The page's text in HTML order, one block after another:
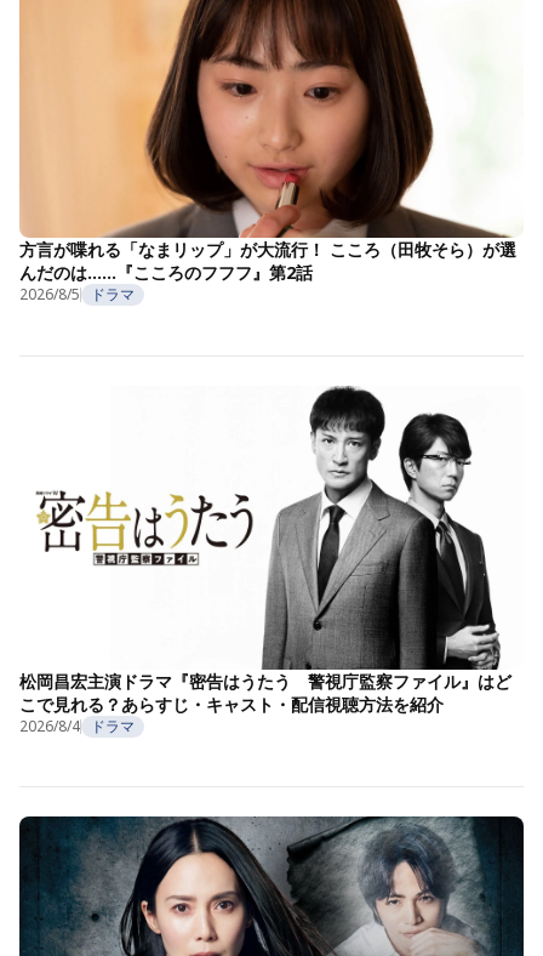
方言が喋れる「なまリップ」が大流行！ こころ（田牧そら）が選
んだのは……『こころのフフフ』第2話
2026/8/5 ドラマ
松岡昌宏主演ドラマ『密告はうたう 警視庁監察ファイル』はど
こで見れる？あらすじ・キャスト・配信視聴方法を紹介
2026/8/4 ドラマ